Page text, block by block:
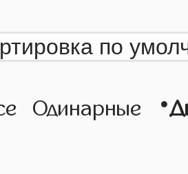
Одинарные •